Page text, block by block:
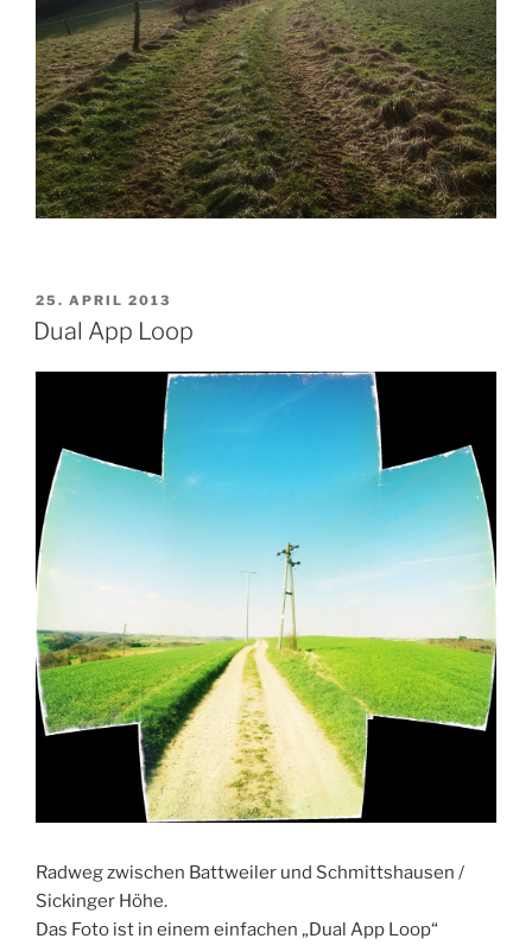
VERÖFFENTLICHT
AM
25. APRIL 2013
Dual App Loop
Radweg zwischen Battweiler und Schmittshausen /
Sickinger Höhe.
Das Foto ist in einem einfachen „Dual App Loop“